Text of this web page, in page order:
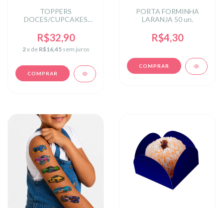
TOPPERS
DOCES/CUPCAKES
R$32,90
2x de R$16,45 sem juros
PORTA FORMINHA
LARANJA 50 un.
R$4,30